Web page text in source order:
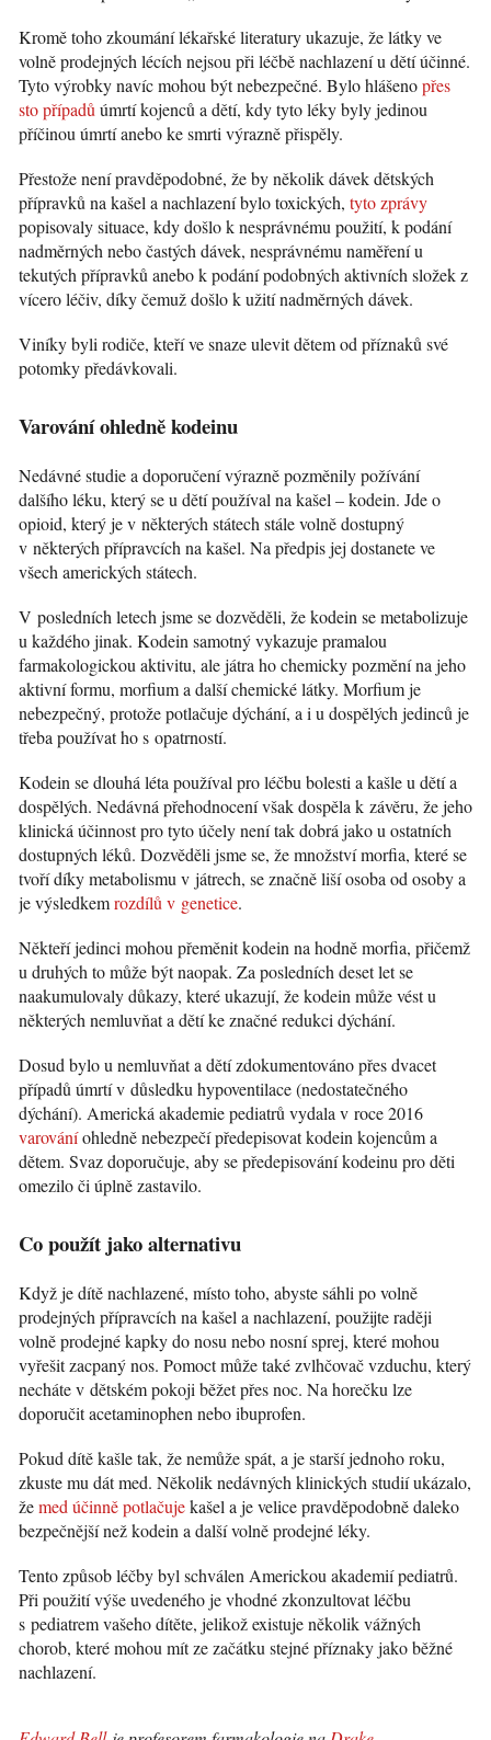
Kromě toho zkoumání lékařské literatury ukazuje, že látky ve
volně prodejných lécích nejsou při léčbě nachlazení u dětí účinné.
Tyto výrobky navíc mohou být nebezpečné. Bylo hlášenopřes
sto případů úmrtí kojenců a dětí, kdy tyto léky byly jedinou
příčinou úmrtí anebo ke smrti výrazně přispěly.
Přestože není pravděpodobné, že by několik dávek dětských
přípravků na kašel a nachlazení bylo toxických, tyto zprávy
popisovaly situace, kdy došlo k nesprávnému použití, k podání
nadměrných nebo častých dávek, nesprávnému naměření u
tekutých přípravků anebo k podání podobných aktivních složek z
vícero léčiv, díky čemuž došlo k užití nadměrných dávek.
Viníky byli rodiče, kteří ve snaze ulevit dětem od příznaků své
potomky předávkovali.
Varování ohledně kodeinu
Nedávné studie a doporučení výrazně pozměnily požívání
dalšího léku, který se u dětí používal na kašel – kodein. Jde o
opioid, který je v některých státech stále volně dostupný
v některých přípravcích na kašel. Na předpis jej dostanete ve
všech amerických státech.
V posledních letech jsme se dozvěděli, že kodein se metabolizuje
u každého jinak. Kodein samotný vykazuje pramalou
farmakologickou aktivitu, ale játra ho chemicky pozmění na jeho
aktivní formu, morfium a další chemické látky. Morfium je
nebezpečný, protože potlačuje dýchání, a i u dospělých jedinců je
třeba používat ho s opatrností.
Kodein se dlouhá léta používal pro léčbu bolesti a kašle u dětí a
dospělých. Nedávná přehodnocení však dospěla k závěru, že jeho
klinická účinnost pro tyto účely není tak dobrá jako u ostatních
dostupných léků. Dozvěděli jsme se, že množství morfia, které se
tvoří díky metabolismu v játrech, se značně liší osoba od osoby a
je výsledkemrozdílů v genetice.
Někteří jedinci mohou přeměnit kodein na hodně morfia, přičemž
u druhých to může být naopak. Za posledních deset let se
naakumulovaly důkazy, které ukazují, že kodein může vést u
některých nemluvňat a dětí ke značné redukci dýchání.
Dosud bylo u nemluvňat a dětí zdokumentováno přes dvacet
případů úmrtí v důsledku hypoventilace (nedostatečného
dýchání). Americká akademie pediatrů vydala v roce 2016
varováníohledně nebezpečí předepisovat kodein kojencům a
dětem. Svaz doporučuje, aby se předepisování kodeinu pro děti
omezilo či úplně zastavilo.
Co použít jako alternativu
Když je dítě nachlazené, místo toho, abyste sáhli po volně
prodejných přípravcích na kašel a nachlazení, použijte raději
volně prodejné kapky do nosu nebo nosní sprej, které mohou
vyřešit zacpaný nos. Pomoct může také zvlhčovač vzduchu, který
necháte v dětském pokoji běžet přes noc. Na horečku lze
doporučit acetaminophen nebo ibuprofen.
Pokud dítě kašle tak, že nemůže spát, a je starší jednoho roku,
zkuste mu dát med. Několik nedávných klinických studií ukázalo,
žemed účinně potlačujekašel a je velice pravděpodobně daleko
bezpečnější než kodein a další volně prodejné léky.
Tento způsob léčby byl schválen Americkou akademií pediatrů.
Při použití výše uvedeného je vhodné zkonzultovat léčbu
s pediatrem vašeho dítěte, jelikož existuje několik vážných
chorob, které mohou mít ze začátku stejné příznaky jako běžné
nachlazení.